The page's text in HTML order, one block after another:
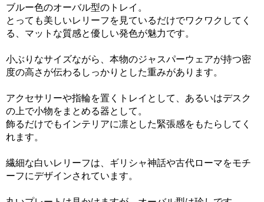
ブルー色のオーバル型のトレイ。
とっても美しいレリーフを見ているだけでワクワクしてく
る、マットな質感と優しい発色が魅力です。
小ぶりなサイズながら、本物のジャスパーウェアが持つ密
度の高さが伝わるしっかりとした重みがあります。
アクセサリーや指輪を置くトレイとして、あるいはデスク
の上で小物をまとめる器として。
飾るだけでもインテリアに凛とした緊張感をもたらしてく
れます。
繊細な白いレリーフは、ギリシャ神話や古代ローマをモチ
ーフにデザインされています。